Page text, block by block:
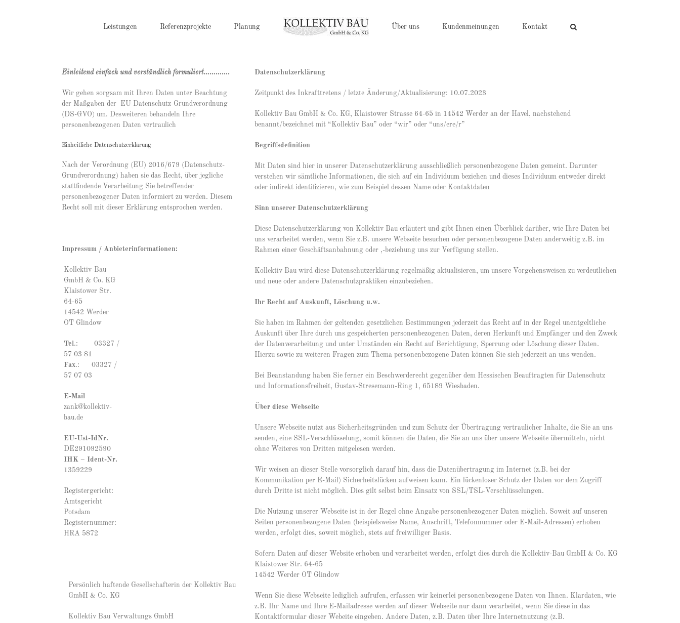
Leistungen Referenzprojekte Planung Über uns Kundenmeinungen Kontakt
Einleitend einfach und verständlich formuliert………….
Wir gehen sorgsam mit Ihren Daten unter Beachtung
der Maßgaben der EU Datenschutz-Grundverordnung
(DS-GVO) um. Desweiteren behandeln Ihre
personenbezogenen Daten vertraulich
Einheitliche Datenschutzerklärung
Nach der Verordnung (EU) 2016/679 (Datenschutz-
Grundverordnung) haben sie das Recht, über jegliche
stattfindende Verarbeitung Sie betreffender
personenbezogener Daten informiert zu werden. Diesem
Recht soll mit dieser Erklärung entsprochen werden.
Impressum / Anbieterinformationen:
Kollektiv-Bau
GmbH & Co. KG
Klaistower Str.
64-65
14542 Werder
OT Glindow
Tel.: 03327 /
57 03 81
Fax.: 03327 /
57 07 03
E-Mail
zank@kollektiv-
bau.de
EU-Ust-IdNr.
DE291092590
IHK – Ident-Nr.
1359229
Registergericht:
Amtsgericht
Potsdam
Registernummer:
HRA 5872
Persönlich haftende Gesellschafterin der Kollektiv Bau
GmbH & Co. KG
Kollektiv Bau Verwaltungs GmbH
Datenschutzerklärung
Zeitpunkt des Inkrafttretens / letzte Änderung/Aktualisierung: 10.07.2023
Kollektiv Bau GmbH & Co. KG, Klaistower Strasse 64-65 in 14542 Werder an der Havel, nachstehend
benannt/bezeichnet mit “Kollektiv Bau” oder “wir” oder “uns/ere/r”
Begriffsdefinition
Mit Daten sind hier in unserer Datenschutzerklärung ausschließlich personenbezogene Daten gemeint. Darunter
verstehen wir sämtliche Informationen, die sich auf ein Individuum beziehen und dieses Individuum entweder direkt
oder indirekt identifizieren, wie zum Beispiel dessen Name oder Kontaktdaten
Sinn unserer Datenschutzerklärung
Diese Datenschutzerklärung von Kollektiv Bau erläutert und gibt Ihnen einen Überblick darüber, wie Ihre Daten bei
uns verarbeitet werden, wenn Sie z.B. unsere Webseite besuchen oder personenbezogene Daten anderweitig z.B. im
Rahmen einer Geschäftsanbahnung oder ,-beziehung uns zur Verfügung stellen.
Kollektiv Bau wird diese Datenschutzerklärung regelmäßig aktualisieren, um unsere Vorgehensweisen zu verdeutlichen
und neue oder andere Datenschutzpraktiken einzubeziehen.
Ihr Recht auf Auskunft, Löschung u.w.
Sie haben im Rahmen der geltenden gesetzlichen Bestimmungen jederzeit das Recht auf in der Regel unentgeltliche
Auskunft über Ihre durch uns gespeicherten personenbezogenen Daten, deren Herkunft und Empfänger und den Zweck
der Datenverarbeitung und unter Umständen ein Recht auf Berichtigung, Sperrung oder Löschung dieser Daten.
Hierzu sowie zu weiteren Fragen zum Thema personenbezogene Daten können Sie sich jederzeit an uns wenden.
Bei Beanstandung haben Sie ferner ein Beschwerderecht gegenüber dem Hessischen Beauftragten für Datenschutz
und Informationsfreiheit, Gustav-Stresemann-Ring 1, 65189 Wiesbaden.
Über diese Webseite
Unsere Webseite nutzt aus Sicherheitsgründen und zum Schutz der Übertragung vertraulicher Inhalte, die Sie an uns
senden, eine SSL-Verschlüsselung, somit können die Daten, die Sie an uns über unsere Webseite übermitteln, nicht
ohne Weiteres von Dritten mitgelesen werden.
Wir weisen an dieser Stelle vorsorglich darauf hin, dass die Datenübertragung im Internet (z.B. bei der
Kommunikation per E-Mail) Sicherheitslücken aufweisen kann. Ein lückenloser Schutz der Daten vor dem Zugriff
durch Dritte ist nicht möglich. Dies gilt selbst beim Einsatz von SSL/TSL-Verschlüsselungen.
Die Nutzung unserer Webseite ist in der Regel ohne Angabe personenbezogener Daten möglich. Soweit auf unseren
Seiten personenbezogene Daten (beispielsweise Name, Anschrift, Telefonnummer oder E-Mail-Adressen) erhoben
werden, erfolgt dies, soweit möglich, stets auf freiwilliger Basis.
Sofern Daten auf dieser Website erhoben und verarbeitet werden, erfolgt dies durch die Kollektiv-Bau GmbH & Co. KG
Klaistower Str. 64-65
14542 Werder OT Glindow
Wenn Sie diese Webseite lediglich aufrufen, erfassen wir keinerlei personenbezogene Daten von Ihnen. Klardaten, wie
z.B. Ihr Name und Ihre E-Mailadresse werden auf dieser Webseite nur dann verarbeitet, wenn Sie diese in das
Kontaktformular dieser Webeite eingeben. Andere Daten, z.B. Daten über Ihre Internetnutzung (z.B.